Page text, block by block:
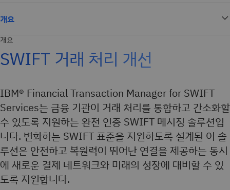
개요
개요
SWIFT 거래 처리 개선
IBM® Financial Transaction Manager for SWIFT
Services는 금융 기관이 거래 처리를 통합하고 간소화할
수 있도록 지원하는 완전 인증 SWIFT 메시징 솔루션입
니다. 변화하는 SWIFT 표준을 지원하도록 설계된 이 솔
루션은 안전하고 복원력이 뛰어난 연결을 제공하는 동시
에 새로운 결제 네트워크와 미래의 성장에 대비할 수 있
도록 지원합니다.